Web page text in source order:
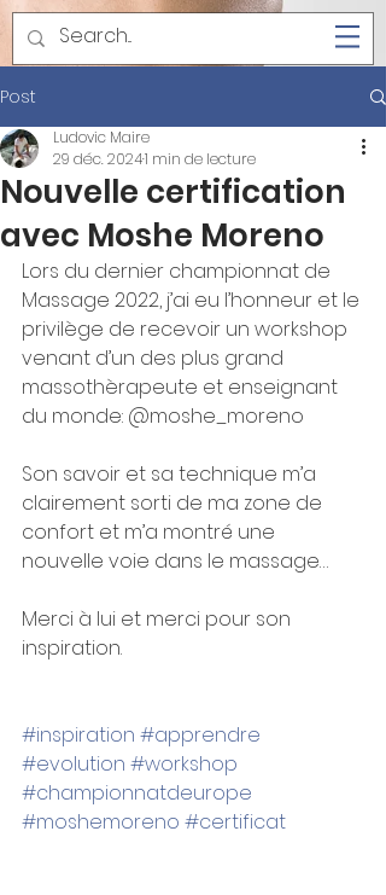
Post
Nouvelle certification
avec Moshe Moreno
Ludovic Maire
29 déc. 20241 min de lecture
Lors du dernier championnat de
Massage 2022, j’ai eu l’honneur et le
privilège de recevoir un workshop
venant d’un des plus grand
massothèrapeute et enseignant
du monde: @moshe_moreno
Son savoir et sa technique m’a
clairement sorti de ma zone de
confort et m’a montré une
nouvelle voie dans le massage…
Merci à lui et merci pour son
inspiration.
#inspiration #apprendre
#evolution #workshop
#championnatdeurope
#moshemoreno #certificat